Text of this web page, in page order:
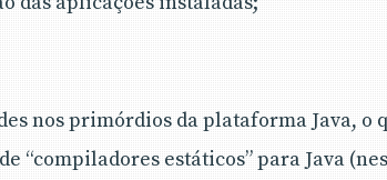
nos primórdios da plataforma Java, o
“compiladores estáticos” para Java